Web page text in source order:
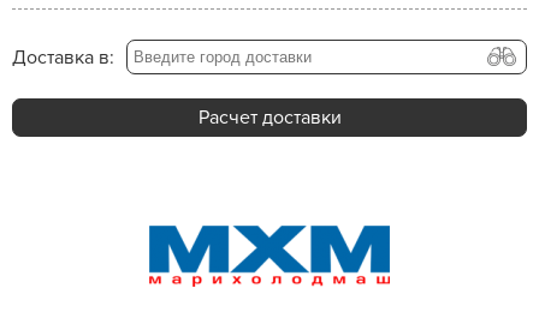
Доставка в:
Расчет доставки